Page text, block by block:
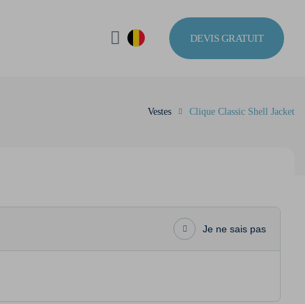
DEVIS GRATUIT
Vestes Clique Classic Shell Jacket
Je ne sais pas